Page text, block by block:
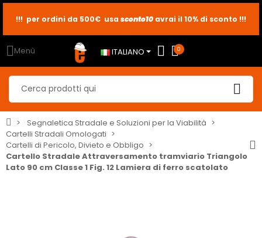
sconto2
sconto5
sconto10
Menù ITALIANO 0
Segnaletica Stradale e Soluzioni per la Viabilità
Cartelli Stradali Omologati
Cartelli di Pericolo, Divieto e Obbligo
Cartello Stradale Attraversamento tramviario Triangolo
Lato 90 cm Classe 1 Fig. 12 Lamiera di ferro scatolato